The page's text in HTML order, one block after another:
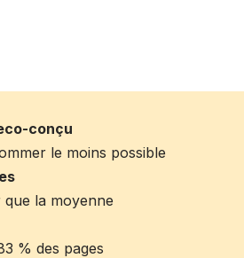
conçu
le moins possible
la moyenne
% des pages